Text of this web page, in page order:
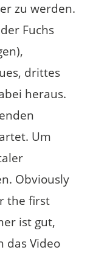
zu werden.
Fuchs
drittes
heraus.
Um
Obviously
the first
ist gut,
das Video